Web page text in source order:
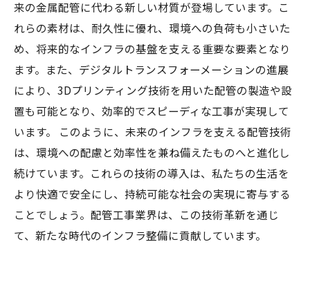
来の金属配管に代わる新しい材質が登場しています。こ
れらの素材は、耐久性に優れ、環境への負荷も小さいた
め、将来的なインフラの基盤を支える重要な要素となり
ます。また、デジタルトランスフォーメーションの進展
により、3Dプリンティング技術を用いた配管の製造や設
置も可能となり、効率的でスピーディな工事が実現して
います。 このように、未来のインフラを支える配管技術
は、環境への配慮と効率性を兼ね備えたものへと進化し
続けています。これらの技術の導入は、私たちの生活を
より快適で安全にし、持続可能な社会の実現に寄与する
ことでしょう。配管工事業界は、この技術革新を通じ
て、新たな時代のインフラ整備に貢献しています。